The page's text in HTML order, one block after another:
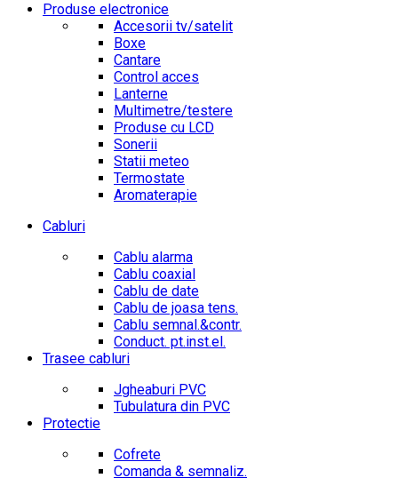
Produse electronice
Accesorii tv/satelit
Boxe
Cantare
Control acces
Lanterne
Multimetre/testere
Produse cu LCD
Sonerii
Statii meteo
Termostate
Aromaterapie
Cabluri
Cablu alarma
Cablu coaxial
Cablu de date
Cablu de joasa tens.
Cablu semnal.&contr.
Conduct. pt.inst.el.
Trasee cabluri
Jgheaburi PVC
Tubulatura din PVC
Protectie
Cofrete
Comanda & semnaliz.